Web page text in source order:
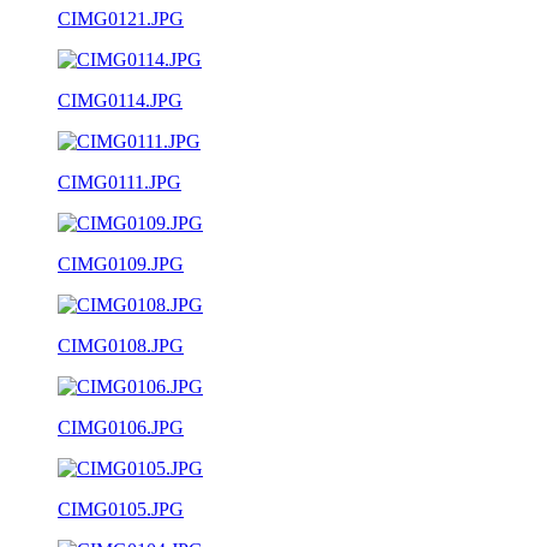
CIMG0121.JPG
CIMG0114.JPG
CIMG0111.JPG
CIMG0109.JPG
CIMG0108.JPG
CIMG0106.JPG
CIMG0105.JPG